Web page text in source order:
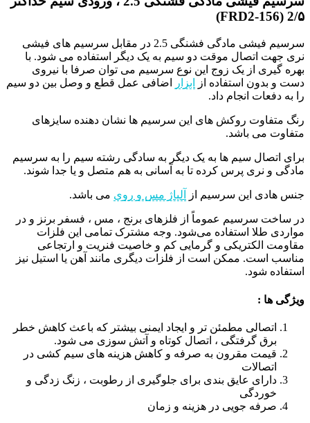
2/۵ (FRD2-156)
سرسیم فیشی مادگی فشنگی 2.5 در مقابل سرسیم های فیشی
نری جهت اتصال موقت دو سیم به یک دیگر استفاده می شود. با
بهره گیری از یک زوج این نوع سرسیم می توان صرفا با نیروی
دست و بدون استفاده از
ابزار
اضافی عمل قطع و وصل بین دو سیم
را به دفعات انجام داد.
رنگ متفاوت روکش های این سرسیم ها نشان دهنده سایزهای
متفاوت می باشد.
برای اتصال سیم ها به یک دیگر به سادگی رشته سیم را به سرسیم
مادگی و نری پرس کرده تا به آسانی به هم متصل و یا جدا شوند.
جنس هادی این سرسیم از آلیاژ مس و روی می باشد.
در ساخت سرسیم عموماً از فلزهای برنج ، مس ، فسفر برنز و در
مواردی طلا استفاده می‌شود. وجه مشترک تمامی این فلزات
مقاومت الکتریکی و گرمایی کم و خاصیت فنریت و ارتجاعی
مناسب است. ممکن است از فلزات دیگری مانند آهن یا استیل نیز
استفاده شود.
ویژگی ها :
اتصالی مطمئن تر و ایجاد ایمنی بیشتر که باعث کاهش خطر
برق گرفتگی ، اتصال کوتاه و آتش سوزی می شود.
قیمت مقرون به صرفه و کاهش هزینه های سیم کشی در
اتصالات
دارای عایق بندی برای جلوگیری از رطوبت ، زنگ زدگی و
خوردگی
صرفه جویی در هزینه و زمان